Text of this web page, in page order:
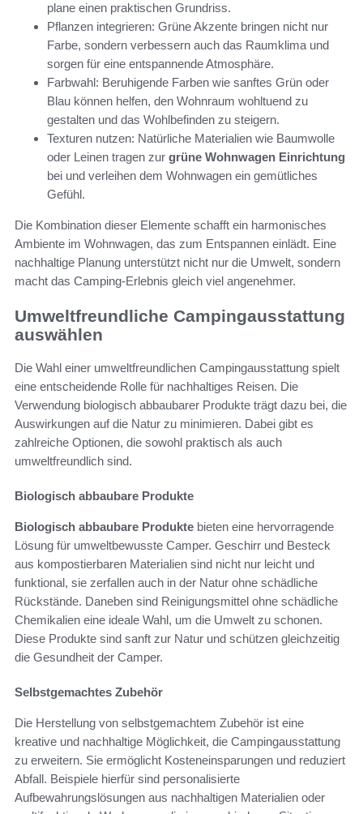
plane einen praktischen Grundriss.
Pflanzen integrieren: Grüne Akzente bringen nicht nur
Farbe, sondern verbessern auch das Raumklima und
sorgen für eine entspannende Atmosphäre.
Farbwahl: Beruhigende Farben wie sanftes Grün oder
Blau können helfen, den Wohnraum wohltuend zu
gestalten und das Wohlbefinden zu steigern.
Texturen nutzen: Natürliche Materialien wie Baumwolle
oder Leinen tragen zur grüne Wohnwagen Einrichtung
bei und verleihen dem Wohnwagen ein gemütliches
Gefühl.
Die Kombination dieser Elemente schafft ein harmonisches
Ambiente im Wohnwagen, das zum Entspannen einlädt. Eine
nachhaltige Planung unterstützt nicht nur die Umwelt, sondern
macht das Camping-Erlebnis gleich viel angenehmer.
Umweltfreundliche Campingausstattung
auswählen
Die Wahl einer umweltfreundlichen Campingausstattung spielt
eine entscheidende Rolle für nachhaltiges Reisen. Die
Verwendung biologisch abbaubarer Produkte trägt dazu bei, die
Auswirkungen auf die Natur zu minimieren. Dabei gibt es
zahlreiche Optionen, die sowohl praktisch als auch
umweltfreundlich sind.
Biologisch abbaubare Produkte
Biologisch abbaubare Produkte bieten eine hervorragende
Lösung für umweltbewusste Camper. Geschirr und Besteck
aus kompostierbaren Materialien sind nicht nur leicht und
funktional, sie zerfallen auch in der Natur ohne schädliche
Rückstände. Daneben sind Reinigungsmittel ohne schädliche
Chemikalien eine ideale Wahl, um die Umwelt zu schonen.
Diese Produkte sind sanft zur Natur und schützen gleichzeitig
die Gesundheit der Camper.
Selbstgemachtes Zubehör
Die Herstellung von selbstgemachtem Zubehör ist eine
kreative und nachhaltige Möglichkeit, die Campingausstattung
zu erweitern. Sie ermöglicht Kosteneinsparungen und reduziert
Abfall. Beispiele hierfür sind personalisierte
Aufbewahrungslösungen aus nachhaltigen Materialien oder